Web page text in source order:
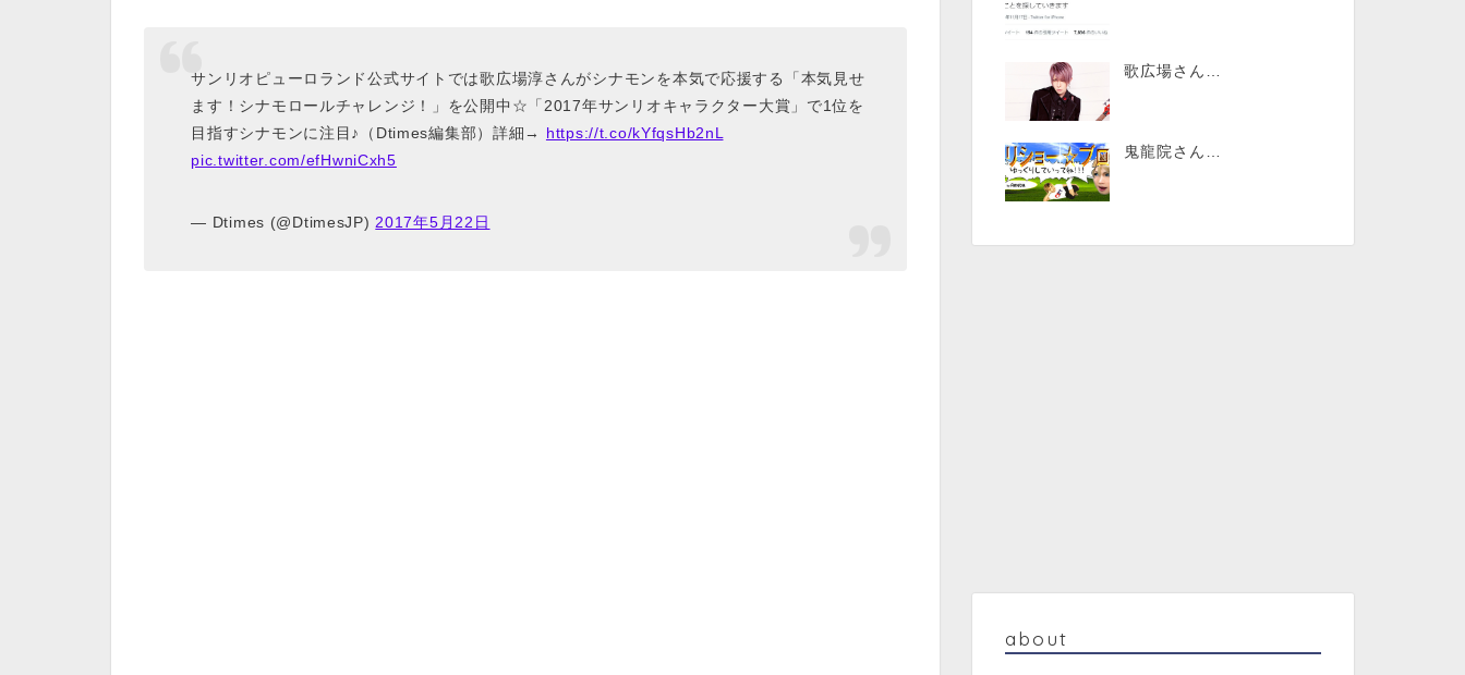
サンリオピューロランド公式サイトでは歌広場淳さんがシナモンを本気で応援する「本気見せ
ます！シナモロールチャレンジ！」を公開中☆「2017年サンリオキャラクター大賞」で1位を
目指すシナモンに注目♪（Dtimes編集部）詳細→ https://t.co/kYfqsHb2nL
pic.twitter.com/efHwniCxh5
— Dtimes (@DtimesJP) 2017年5月22日
歌広場さん…
鬼龍院さん…
about